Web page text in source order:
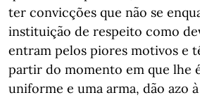
ter convicções que não se
instituição de respeito como
entram pelos piores motivos e
partir do momento em que lhe
uniforme e uma arma, dão azo